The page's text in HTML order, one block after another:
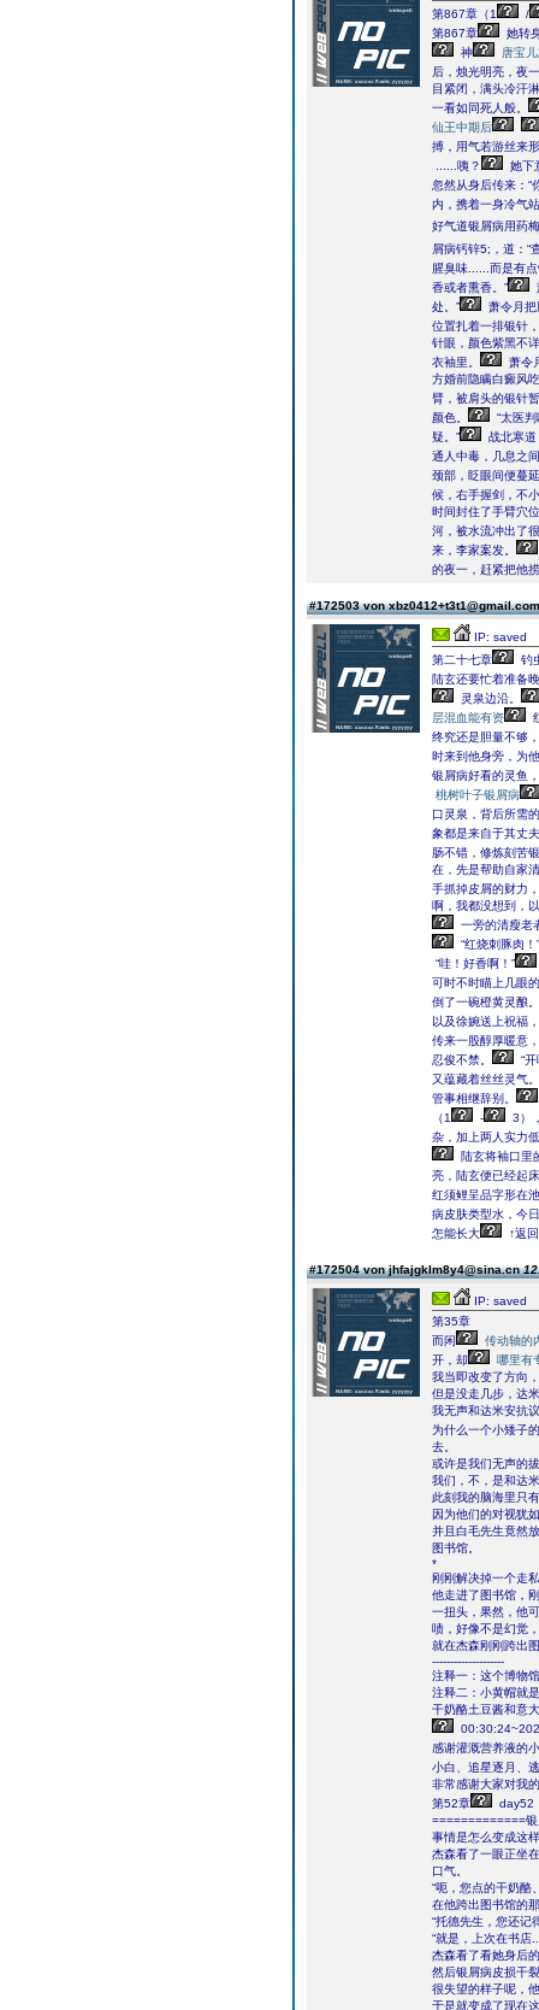
第867章（1
/
第867章
她转
神
唐宝
后，烛光明亮，夜
目紧闭，满头冷汗
一看如同死人般。
仙王中期后
搏，用气若游丝来
......咦？
她下
忽然从身后传来：“
内，携着一身冷气
好气道银屑病用药
屑病钙锌5;，道：“
腥臭味......而是有
香或者熏香。”
处。”
萧令月
位置扎着一排银针
针眼，颜色紫黑不
衣袖里。
萧令
方婚前隐瞒白癜风
臂，被肩头的银针
颜色。
“太医
疑。”
战北寒道
通人中毒，几息之
颈部，眨眼间便蔓
候，右手握剑，不
时间封住了手臂穴
河，被水流冲出了
来，李家案发。
的夜一，赶紧把他
#172503 von
IP: saved
第二十七章
钓
陆玄还要忙着准备
灵泉边沿。
层混血能有资
终究还是胆量不够
时来到他身旁，为
银屑病好看的灵鱼
桃树叶子银屑病
口灵泉，背后所需
象都是来自于其丈
肠不错，修炼刻苦
在，先是帮助自家
手抓掉皮屑的财力
啊，我都没想到，
一旁的清瘦老
“红烧刺豚肉！”
“哇！好香啊！”
可时不时瞄上几眼
倒了一碗橙黄灵酿。
以及徐婉送上祝福
传来一股醇厚暖意
忍俊不禁。
“
又蕴藏着丝丝灵气。
管事相继辞别。
（1
-
3）
杂，加上两人实力
陆玄将袖口里
亮，陆玄便已经起
红须鲤呈品字形在
病皮肤类型水，今
怎能长大
↑返
#172504 von jhfajgklm8y4@sina.cn
IP: saved
第35章
而闲
传动轴的
开，却
哪里有
我当即改变了方向
但是没走几步，达
我无声和达米安抗
为什么一个小矮子
去。
或许是我们无声的
我们，不，是和达
此刻我的脑海里只
因为他们的对视犹
并且白毛先生竟然
图书馆。
*
刚刚解决掉一个走
他走进了图书馆，
一扭头，果然，他
啧，好像不是幻觉
就在杰森刚刚跨出
--------------------
注释一：这个博物
注释二：小黄帽就
干奶酪土豆酱和意
感谢灌溉营养液的
小白、追星逐月、
非常感谢大家对我
第52章
day52
=============
事情是怎么变成这
杰森看了一眼正坐
口气。
“呃，您点的干奶酪
在他跨出图书馆的
“托德先生，您还记
“就是，上次在书店
杰森看了看她身后
然后银屑病皮损干
很失望的样子呢，
于是就变成了现在